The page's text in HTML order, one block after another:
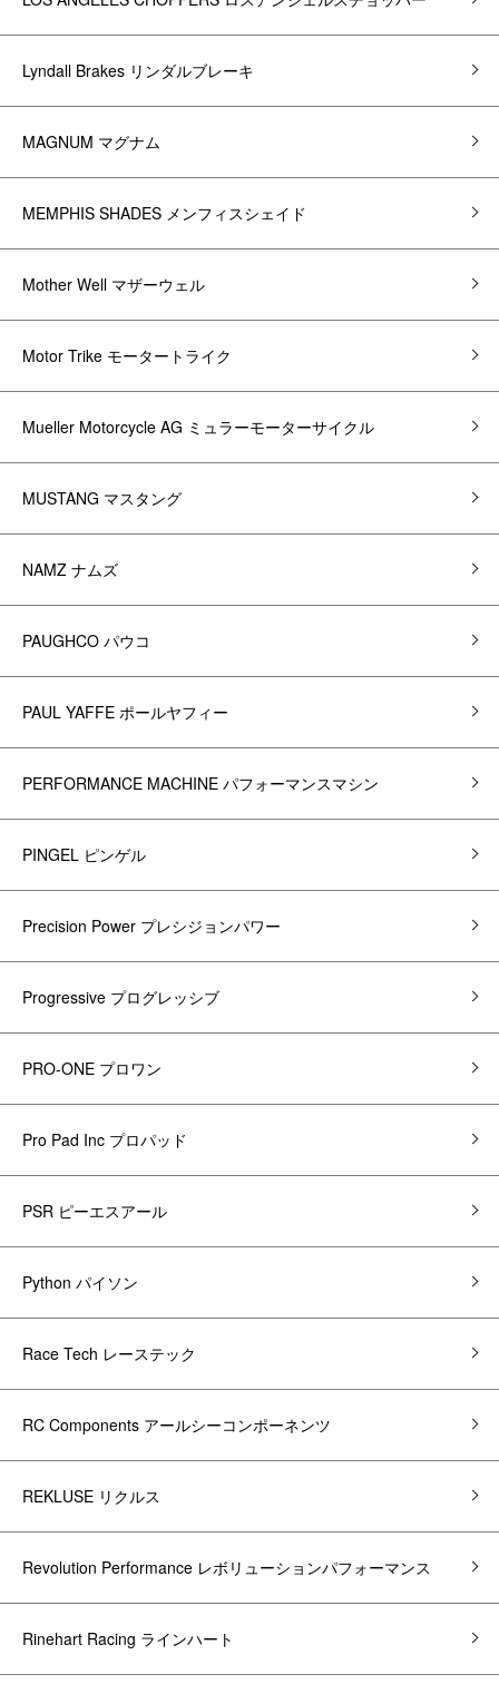
Lyndall Brakes リンダルブレーキ
MAGNUM マグナム
MEMPHIS SHADES メンフィスシェイド
Mother Well マザーウェル
Motor Trike モータートライク
Mueller Motorcycle AG ミュラーモーターサイクル
MUSTANG マスタング
NAMZ ナムズ
PAUGHCO パウコ
PAUL YAFFE ポールヤフィー
PERFORMANCE MACHINE パフォーマンスマシン
PINGEL ピンゲル
Precision Power プレシジョンパワー
Progressive プログレッシブ
PRO-ONE プロワン
Pro Pad Inc プロパッド
PSR ピーエスアール
Python パイソン
Race Tech レーステック
RC Components アールシーコンポーネンツ
REKLUSE リクルス
Revolution Performance レボリューションパフォーマンス
Rinehart Racing ラインハート